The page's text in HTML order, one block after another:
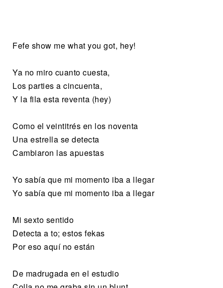
Fefe show me what you got, hey!
Ya no miro cuanto cuesta,
Los parties a cincuenta,
Y la fila esta reventa (hey)
Como el veintitrés en los noventa
Una estrella se detecta
Cambiaron las apuestas
Yo sabía que mi momento iba a llegar
Yo sabía que mi momento iba a llegar
Mi sexto sentido
Detecta a to; estos fekas
Por eso aquí no están
De madrugada en el estudio